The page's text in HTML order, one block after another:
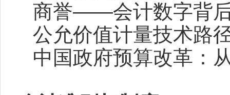
商誉——会计数字背
公允价值计量技术路
中国政府预算改革：